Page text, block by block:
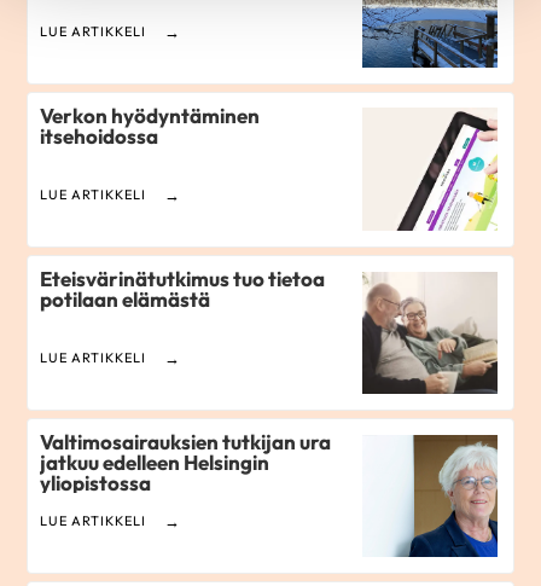
LUE ARTIKKELI
Verkon hyödyntäminen
itsehoidossa
LUE ARTIKKELI
Eteisvärinätutkimus tuo tietoa
potilaan elämästä
LUE ARTIKKELI
Valtimosairauksien tutkijan ura
jatkuu edelleen Helsingin
yliopistossa
LUE ARTIKKELI